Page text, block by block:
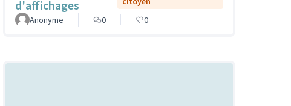
d'affichages
Anonyme
0 0